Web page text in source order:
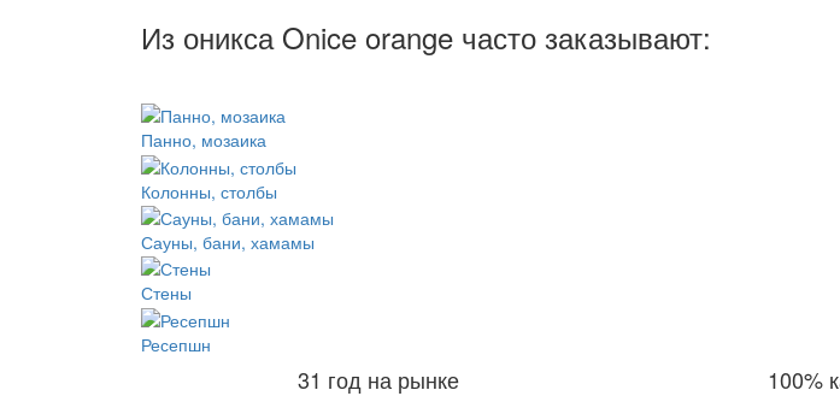
Из оникса Onice orange часто заказывают:
Панно, мозаика
Колонны, столбы
Сауны, бани, хамамы
Стены
Ресепшн
31 год на рынке 100%